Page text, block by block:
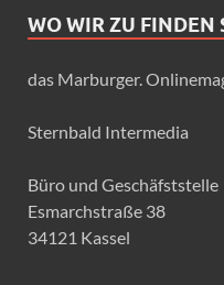
WO WIR ZU FINDEN
das Marburger.
Sternbald Intermedia
Büro und Geschäfststelle
Esmarchstraße 38
34121 Kassel